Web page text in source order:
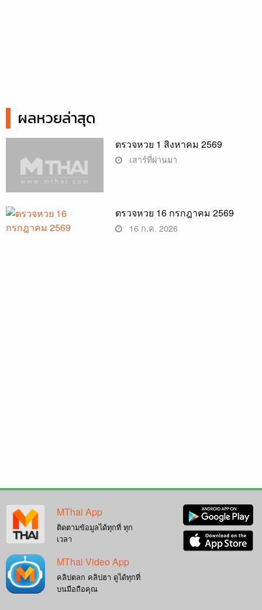
ผลหวยล่าสุด
ตรวจหวย 1 สิงหาคม 2569
เสาร์ที่ผ่านมา
ตรวจหวย 16 กรกฎาคม 2569
16 ก.ค. 2026
MThai App
ติดตามข้อมูลได้ทุกที่ ทุก
เวลา
MThai Video App
คลิปตลก คลิปฮา ดูได้ทุกที่
บนมือถือคุณ